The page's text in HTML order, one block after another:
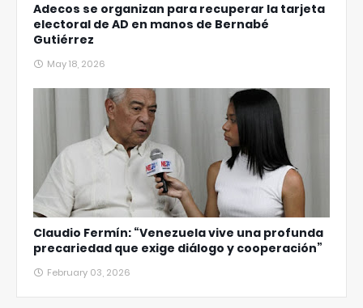
Adecos se organizan para recuperar la tarjeta
electoral de AD en manos de Bernabé
Gutiérrez
May 18, 2026
Claudio Fermín: “Venezuela vive una profunda
precariedad que exige diálogo y cooperación”
February 03, 2026